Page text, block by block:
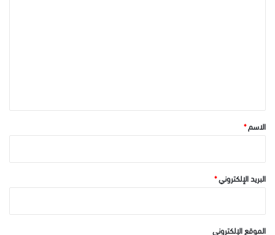
*الاسم*
البريد الإلكتروني*
الموقع الإلكتروني